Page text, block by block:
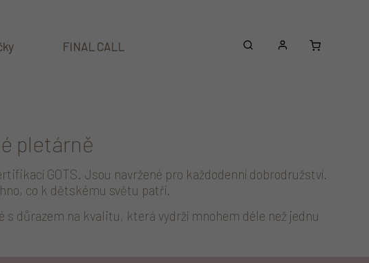
Nákupní
košík
FINAL CALL Doplňky
pletárně
GOTS. Jsou navržené pro každodenní dobrodružství.
co k dětskému světu patří.
důrazem na kvalitu, která vydrží mnohem déle než jednu